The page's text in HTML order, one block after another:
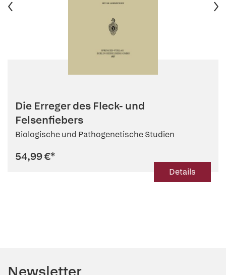
Die Erreger des Fleck- und
Felsenfiebers
Biologische und Pathogenetische Studien
54,99 €*
Details